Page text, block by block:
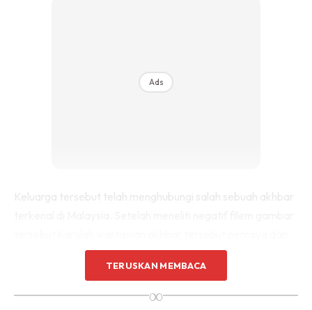
Ads
Keluarga tersebut telah menghubungi salah sebuah akhbar
menerbitkan cerita itu.
TERUSKAN MEMBACA
∞